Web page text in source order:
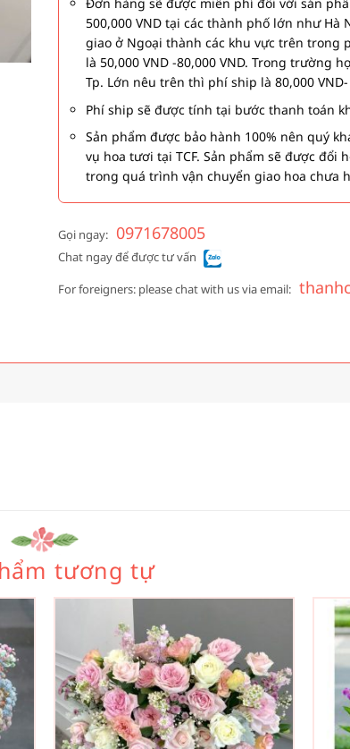
500,000 VND tại các thành phố lớn như Hà
giao ở Ngoại thành các khu vực trên trong
là 50,000 VND -80,000 VND. Trong trường
Tp. Lớn nêu trên thì phí ship là 80,000
Phí ship sẽ được tính tại bước thanh toán
Sản phẩm được bảo hành 100% nên quý
vụ hoa tươi tại TCF. Sản phẩm sẽ được đổi
trong quá trình vận chuyển giao hoa chưa
Gọi ngay: 0971678005
Chat ngay để được tư vấn
For foreigners: please chat with us via email:
tương tự